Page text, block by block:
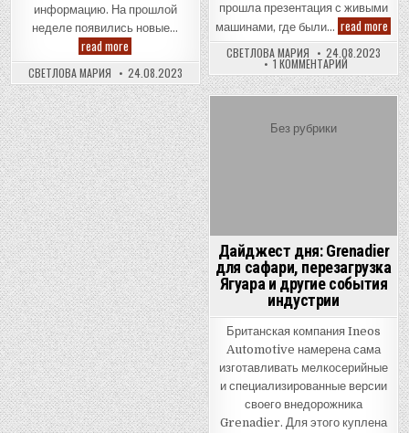
информацию. На прошлой
неделе появились новые…
read more
Fisker
Alaska:
больше
подробностей
СВЕТЛОВА МАРИЯ 24.08.2023
прошла презентация с живыми
машинами, где были… read more
Kia
в
СВЕТЛОВА МАРИЯ 24.08.2023
1 КОММЕНТАРИЙК
ЗАПИСИ
КРОССОВЕР
Posted
Без рубрики
Дайджест дня: Grenadier
для сафари, перезагрузка
Ягуара и другие события
индустрии
Британская компания Ineos
Automotive намерена сама
изготавливать мелкосерийные
и специализированные версии
своего внедорожника
Grenadier. Для этого куплена